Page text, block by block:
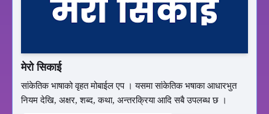
मेरो सिकाई
सांकेतिक भाषाको वृहत मोबाईल एप । यसमा सांकेतिक भषाका आधारभुत
नियम देखि, अक्षर, शब्द, कथा, अन्तरक्रिया आदि सबै उपलब्ध छ ।